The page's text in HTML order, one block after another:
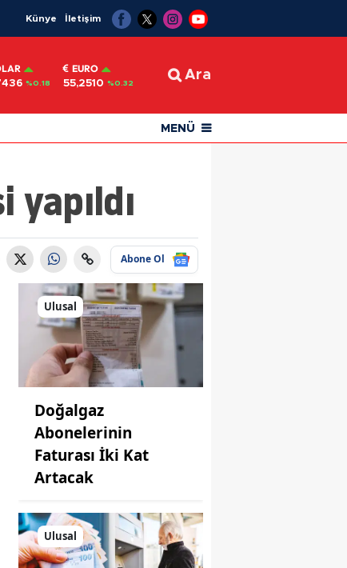
Künye İletişim
%0.18
EURO
55,2510 %0.32
Ara
MENÜ
Abone Ol
Ulusal
Doğalgaz
Abonelerinin
Faturası İki Kat
Artacak
Ulusal